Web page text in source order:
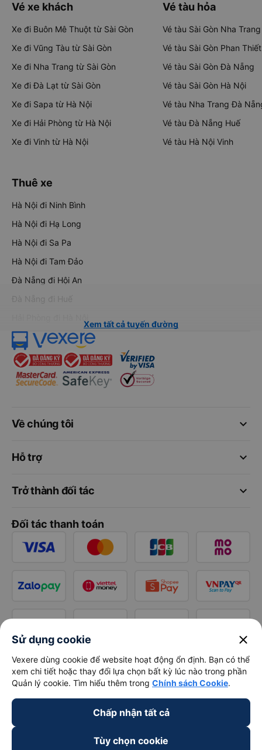
Vé xe khách
Xe đi Buôn Mê Thuột từ Sài Gòn
Xe đi Vũng Tàu từ Sài Gòn
Xe đi Nha Trang từ Sài Gòn
Xe đi Đà Lạt từ Sài Gòn
Xe đi Sapa từ Hà Nội
Xe đi Hải Phòng từ Hà Nội
Xe đi Vinh từ Hà Nội
Vé tàu hỏa
Vé tàu Sài Gòn Nha Trang
Vé tàu Sài Gòn Phan Thiết
Vé tàu Sài Gòn Đà Nẵng
Vé tàu Sài Gòn Hà Nội
Vé tàu Nha Trang Đà
Vé tàu Đà Nẵng Huế
Vé tàu Hà Nội Vinh
Thuê xe
Hà Nội đi Ninh Bình
Hà Nội đi Hạ Long
Hà Nội đi Sa Pa
Hà Nội đi Tam Đảo
Đà Nẵng đi Hội An
Đà Nẵng đi Huế
Xem tất cả tuyến đường
keyboard_arrow_down
Về chúng tôi
keyboard_arrow_down
Hỗ trợ
keyboard_arrow_down
Trở thành đối tác
Đối tác thanh toán
Sử dụng cookie close
Vexere dùng cookie để website hoạt động ổn định. Bạn có thể
xem chi tiết hoặc thay đổi lựa chọn bất kỳ lúc nào trong phần
Quản lý cookie. Tìm hiểu thêm trong Chính sách Cookie.
Chấp nhận tất cả
Tùy chọn cookie